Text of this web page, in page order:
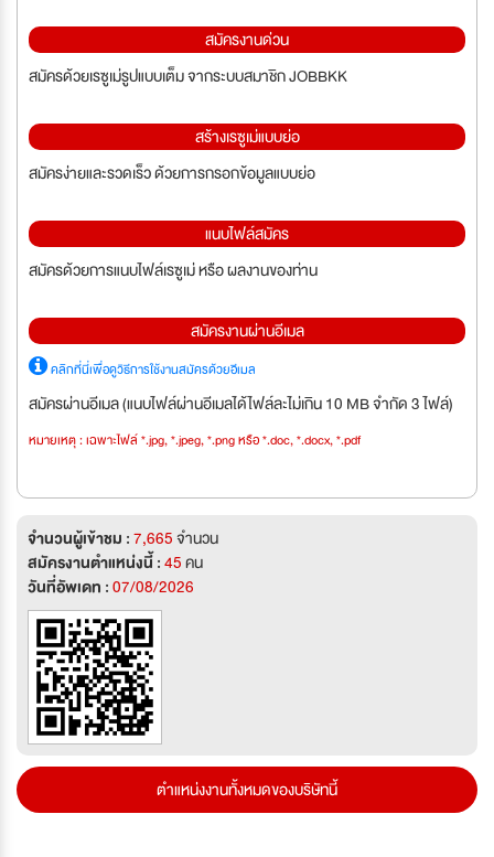
สมัครงานด่วน
สมัครด้วยเรซูเม่รูปแบบเต็ม จากระบบสมาชิก JOBBKK
สร้างเรซูเม่แบบย่อ
สมัครง่ายและรวดเร็ว ด้วยการกรอกข้อมูลแบบย่อ
แนบไฟล์สมัคร
สมัครด้วยการแนบไฟล์เรซูเม่ หรือ ผลงานของท่าน
สมัครงานผ่านอีเมล
คลิกที่นี่เพื่อดูวิธีการใช้งานสมัครด้วยอีเมล
สมัครผ่านอีเมล (แนบไฟล์ผ่านอีเมลได้ไฟล์ละไม่เกิน 10 MB จำกัด 3 ไฟล์)
หมายเหตุ : เฉพาะไฟล์ *.jpg, *.jpeg, *.png หรือ *.doc, *.docx, *.pdf
จำนวนผู้เข้าชม :7,665จำนวน
สมัครงานตำแหน่งนี้ :45คน
วันที่อัพเดท :07/08/2026
ตำแหน่งงานทั้งหมดของบริษัทนี้